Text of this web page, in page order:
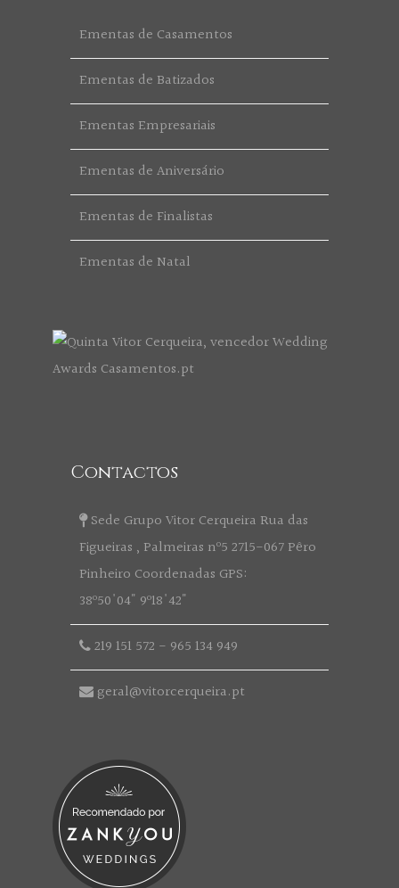
Ementas de Casamentos
Ementas de Batizados
Ementas Empresariais
Ementas de Aniversário
Ementas de Finalistas
Ementas de Natal
Contactos
Sede Grupo Vitor Cerqueira Rua das
Figueiras , Palmeiras nº5 2715-067 Pêro
Pinheiro Coordenadas GPS:
38º50'04" 9º18'42"
219 151 572 - 965 134 949
geral@vitorcerqueira.pt